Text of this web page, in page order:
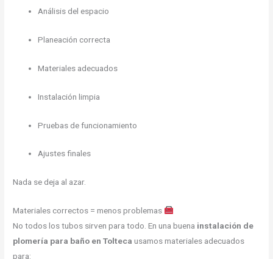
Análisis del espacio
Planeación correcta
Materiales adecuados
Instalación limpia
Pruebas de funcionamiento
Ajustes finales
Nada se deja al azar.
Materiales correctos = menos problemas
No todos los tubos sirven para todo. En una buena instalación de
plomería para baño en Tolteca usamos materiales adecuados
para: